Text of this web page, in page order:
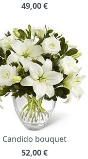
49,00€
Candido bouquet
52,00€